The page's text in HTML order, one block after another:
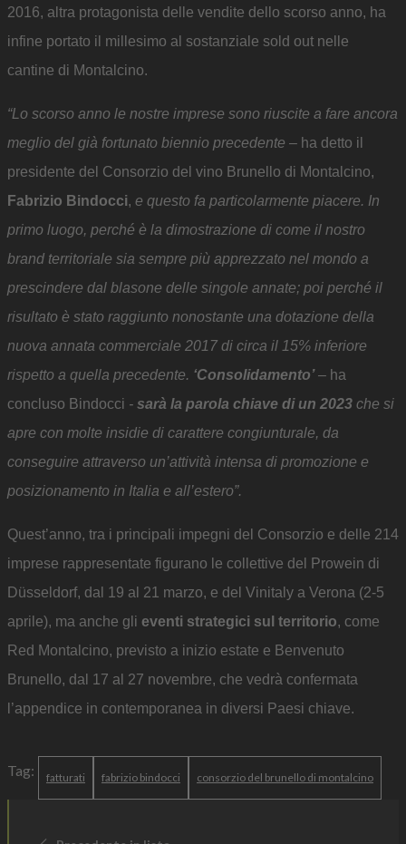
2016, altra protagonista delle vendite dello scorso anno, ha
infine portato il millesimo al sostanziale sold out nelle
cantine di Montalcino.
“Lo scorso anno le nostre imprese sono riuscite a fare ancora
meglio del già fortunato biennio precedente – ha detto il
presidente del Consorzio del vino Brunello di Montalcino,
Fabrizio Bindocci, e questo fa particolarmente piacere. In
primo luogo, perché è la dimostrazione di come il nostro
brand territoriale sia sempre più apprezzato nel mondo a
prescindere dal blasone delle singole annate; poi perché il
risultato è stato raggiunto nonostante una dotazione della
nuova annata commerciale 2017 di circa il 15% inferiore
rispetto a quella precedente. ‘Consolidamento’– ha
concluso Bindocci - sarà la parola chiave di un 2023 che si
apre con molte insidie di carattere congiunturale, da
conseguire attraverso un’attività intensa di promozione e
posizionamento in Italia e all’estero”.
Quest’anno, tra i principali impegni del Consorzio e delle 214
imprese rappresentate figurano le collettive del Prowein di
Düsseldorf, dal 19 al 21 marzo, e del Vinitaly a Verona (2-5
aprile), ma anche gli eventi strategici sul territorio, come
Red Montalcino, previsto a inizio estate e Benvenuto
Brunello, dal 17 al 27 novembre, che vedrà confermata
l’appendice in contemporanea in diversi Paesi chiave.
Tag: fatturati fabrizio bindocci consorzio del brunello di montalcino